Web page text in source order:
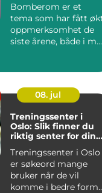
Bomberom er et
tema som har fått
oppmerksomhet de
siste årene, både i m...
08. jul
Treningssenter i
Oslo: Slik finner du
riktig senter for dine
Treningssenter i Oslo
er søkeord mange
bruker når de vil
komme i bedre form,